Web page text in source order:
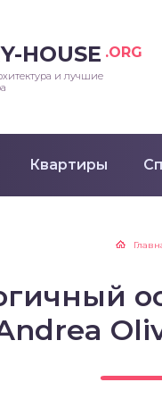
HOUSE .ORG
и лучшие
Квартиры